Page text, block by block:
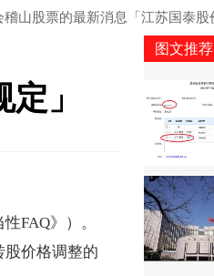
票的最新消息「江苏国泰股价」
」
FAQ》）。
股价格调整的
图文推荐